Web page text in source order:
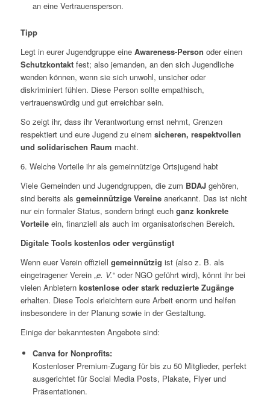
an eine Vertrauensperson.
Tipp
Legt in eurer Jugendgruppe eine Awareness-Person oder einen
Schutzkontaktfest; also jemanden, an den sich Jugendliche
wenden können, wenn sie sich unwohl, unsicher oder
diskriminiert fühlen. Diese Person sollte empathisch,
vertrauenswürdig und gut erreichbar sein.
So zeigt ihr, dass ihr Verantwortung ernst nehmt, Grenzen
respektiert und eure Jugend zu einem sicheren, respektvollen
und solidarischen Raum macht.
6. Welche Vorteile ihr als gemeinnützige Ortsjugend habt
Viele Gemeinden und Jugendgruppen, die zum BDAJgehören,
sind bereits als gemeinnützige Vereineanerkannt. Das ist nicht
nur ein formaler Status, sondern bringt euch ganz konkrete
Vorteileein, finanziell als auch im organisatorischen Bereich.
Digitale Tools kostenlos oder vergünstigt
Wenn euer Verein offiziell gemeinnützig ist (also z. B. als
eingetragener Verein „e. V.“ oder NGO geführt wird), könnt ihr bei
vielen Anbietern kostenlose oder stark reduzierte Zugänge
erhalten. Diese Tools erleichtern eure Arbeit enorm und helfen
insbesondere in der Planung sowie in der Gestaltung.
Einige der bekanntesten Angebote sind:
Canva for Nonprofits:
Kostenloser Premium-Zugang für bis zu 50 Mitglieder, perfekt
ausgerichtet für Social Media Posts, Plakate, Flyer und
Präsentationen.